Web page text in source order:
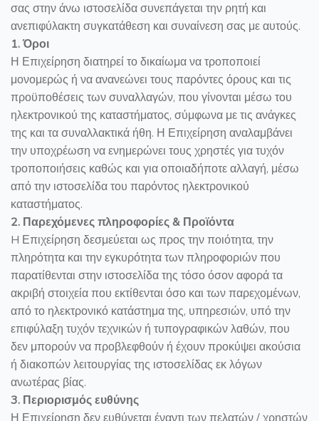
σας στην άνω ιστοσελίδα συνεπάγεται την ρητή και
ανεπιφύλακτη συγκατάθεση και συναίνεση σας με αυτούς.
1. Όροι
Η Επιχείρηση διατηρεί το δικαίωμα να τροποποιεί
μονομερώς ή να ανανεώνει τους παρόντες όρους και τις
προϋποθέσεις των συναλλαγών, που γίνονται μέσω του
ηλεκτρονικού της καταστήματος, σύμφωνα με τις ανάγκες
της και τα συναλλακτικά ήθη. Η Επιχείρηση αναλαμβάνει
την υποχρέωση να ενημερώνει τους χρηστές για τυχόν
τροποποιήσεις καθώς και για οποιαδήποτε αλλαγή, μέσω
από την ιστοσελίδα του παρόντος ηλεκτρονικού
καταστήματος.
2. Παρεχόμενες πληροφορίες & Προϊόντα
H Επιχείρηση δεσμεύεται ως προς την ποιότητα, την
πληρότητα και την εγκυρότητα των πληροφοριών που
παρατίθενται στην ιστοσελίδα της τόσο όσον αφορά τα
ακριβή στοιχεία που εκτίθενται όσο και των παρεχομένων,
από το ηλεκτρονικό κατάστημα της, υπηρεσιών, υπό την
επιφύλαξη τυχόν τεχνικών ή τυπογραφικών λαθών, που
δεν μπορούν να προβλεφθούν ή έχουν προκύψει ακούσια
ή διακοπών λειτουργίας της ιστοσελίδας εκ λόγων
ανωτέρας βίας.
3. Περιορισμός ευθύνης